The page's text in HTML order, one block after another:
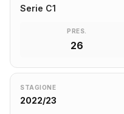
Serie C1
PRES.
26
STAGIONE
2022/23